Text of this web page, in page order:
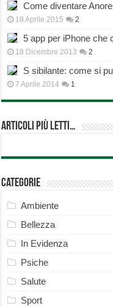
Come diventare
18 Aprile 2015 2
5 app per iPhone che
18 Dicembre 2013 2
S sibilante: come si
7 Aprile 2014 1
Articoli più Letti…
Categorie
Ambiente
Bellezza
In Evidenza
Psiche
Salute
Sport